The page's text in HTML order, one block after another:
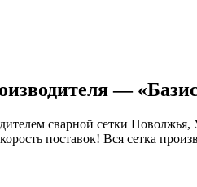
—
сварной сетки
поставок! Вся сетка